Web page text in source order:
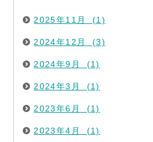
2025年11月 (1)
2024年12月 (3)
2024年9月 (1)
2024年3月 (1)
2023年6月 (1)
2023年4月 (1)